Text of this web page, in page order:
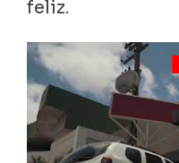
feliz.